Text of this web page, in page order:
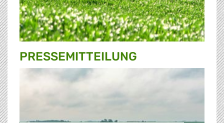
PRESSE­MITTEILUNG